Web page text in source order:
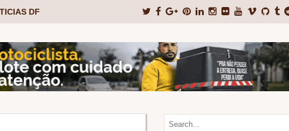
DF